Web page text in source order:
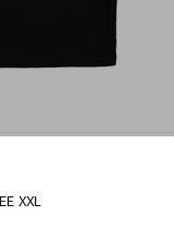
XXL